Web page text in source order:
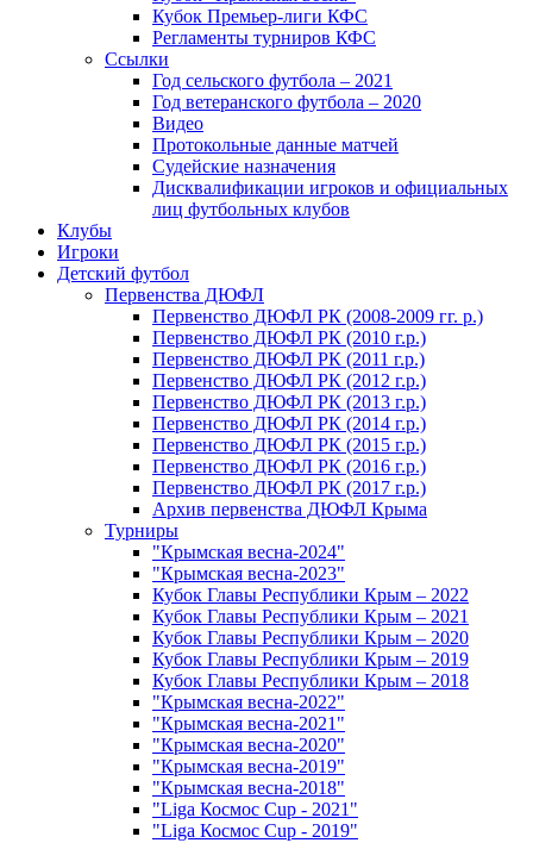
Кубок Премьер-лиги КФС
Регламенты турниров КФС
Ссылки
Год сельского футбола – 2021
Год ветеранского футбола – 2020
Видео
Протокольные данные матчей
Судейские назначения
Дисквалификации игроков и официальных
лиц футбольных клубов
Клубы
Игроки
Детский футбол
Первенства ДЮФЛ
Первенство ДЮФЛ РК (2008-2009 гг. р.)
Первенство ДЮФЛ РК (2010 г.р.)
Первенство ДЮФЛ РК (2011 г.р.)
Первенство ДЮФЛ РК (2012 г.р.)
Первенство ДЮФЛ РК (2013 г.р.)
Первенство ДЮФЛ РК (2014 г.р.)
Первенство ДЮФЛ РК (2015 г.р.)
Первенство ДЮФЛ РК (2016 г.р.)
Первенство ДЮФЛ РК (2017 г.р.)
Архив первенства ДЮФЛ Крыма
Турниры
"Крымская весна-2024"
"Крымская весна-2023"
Кубок Главы Республики Крым – 2022
Кубок Главы Республики Крым – 2021
Кубок Главы Республики Крым – 2020
Кубок Главы Республики Крым – 2019
Кубок Главы Республики Крым – 2018
"Крымская весна-2022"
"Крымская весна-2021"
"Крымская весна-2020"
"Крымская весна-2019"
"Крымская весна-2018"
"Liga Космос Cup - 2021"
"Liga Космос Cup - 2019"